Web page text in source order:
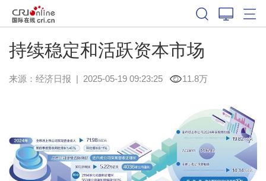
持续稳定和活跃资本市场
来源： 经济日报 | 2025-05-19 09:23:25 11.8万